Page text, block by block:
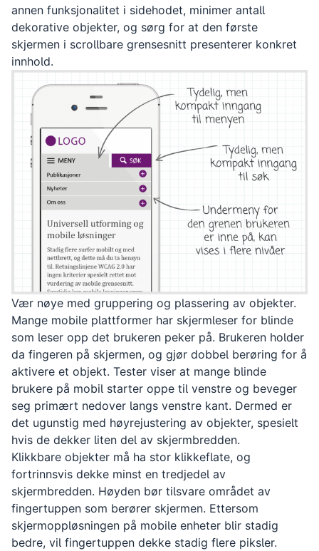
annen funksjonalitet i sidehodet, minimer antall
dekorative objekter, og sørg for at den første
skjermen i scrollbare grensesnitt presenterer konkret
innhold.
Vær nøye med gruppering og plassering av objekter.
Mange mobile plattformer har skjermleser for blinde
som leser opp det brukeren peker på. Brukeren holder
da fingeren på skjermen, og gjør dobbel berøring for å
aktivere et objekt. Tester viser at mange blinde
brukere på mobil starter oppe til venstre og beveger
seg primært nedover langs venstre kant. Dermed er
det ugunstig med høyrejustering av objekter, spesielt
hvis de dekker liten del av skjermbredden.
Klikkbare objekter må ha stor klikkeflate, og
fortrinnsvis dekke minst en tredjedel av
skjermbredden. Høyden bør tilsvare området av
fingertuppen som berører skjermen. Ettersom
skjermoppløsningen på mobile enheter blir stadig
bedre, vil fingertuppen dekke stadig flere piksler.